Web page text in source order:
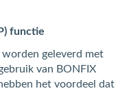
functie
geleverd met
van BONFIX
het voordeel dat